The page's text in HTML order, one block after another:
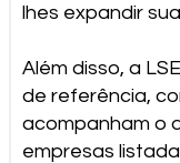
lhes expandir
Além disso, a
de referência,
acompanham o
empresas